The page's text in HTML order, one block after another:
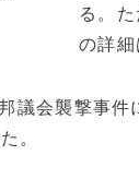
る。
の詳細
議会襲撃事
。